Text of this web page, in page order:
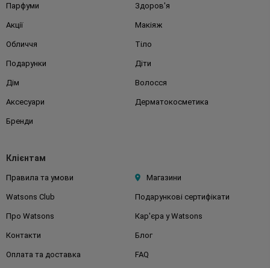
Парфуми Здоров'я
Акції Макіяж
Обличчя Тіло
Подарунки Діти
Дім Волосся
Аксесуари Дерматокосметика
Бренди
Клієнтам
Правила та умови Магазини
Watsons Club Подарункові сертифікати
Про Watsons Кар'єра у Watsons
Контакти Блог
Оплата та доставка FAQ